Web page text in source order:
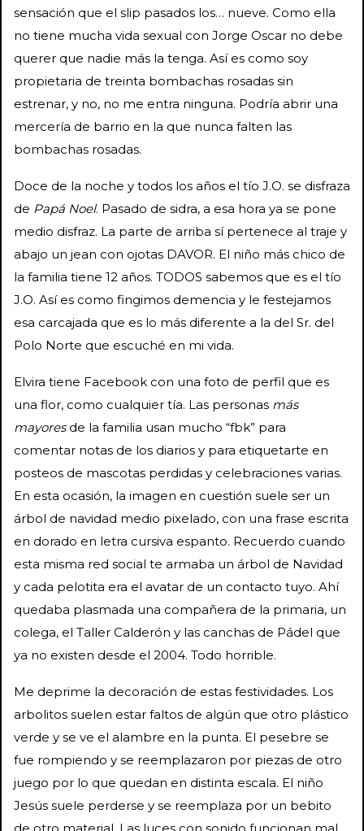
sensación que el slip pasados los… nueve. Como ella
no tiene mucha vida sexual con Jorge Oscar no debe
querer que nadie más la tenga. Así es como soy
propietaria de treinta bombachas rosadas sin
estrenar, y no, no me entra ninguna. Podría abrir una
mercería de barrio en la que nunca falten las
bombachas rosadas.
Doce de la noche y todos los años el tío J.O. se disfraza
de Papá Noel. Pasado de sidra, a esa hora ya se pone
medio disfraz. La parte de arriba sí pertenece al traje y
abajo un jean con ojotas DAVOR. El niño más chico de
la familia tiene 12 años. TODOS sabemos que es el tío
J.O. Así es como fingimos demencia y le festejamos
esa carcajada que es lo más diferente a la del Sr. del
Polo Norte que escuché en mi vida.
Elvira tiene Facebook con una foto de perfil que es
una flor, como cualquier tía. Las personas más
mayoresde la familia usan mucho “fbk” para
comentar notas de los diarios y para etiquetarte en
posteos de mascotas perdidas y celebraciones varias.
En esta ocasión, la imagen en cuestión suele ser un
árbol de navidad medio pixelado, con una frase escrita
en dorado en letra cursiva espanto. Recuerdo cuando
esta misma red social te armaba un árbol de Navidad
y cada pelotita era el avatar de un contacto tuyo. Ahí
quedaba plasmada una compañera de la primaria, un
colega, el Taller Calderón y las canchas de Pádel que
ya no existen desde el 2004. Todo horrible.
Me deprime la decoración de estas festividades. Los
arbolitos suelen estar faltos de algún que otro plástico
verde y se ve el alambre en la punta. El pesebre se
fue rompiendo y se reemplazaron por piezas de otro
juego por lo que quedan en distinta escala. El niño
Jesús suele perderse y se reemplaza por un bebito
de otro material. Las luces con sonido funcionan mal,